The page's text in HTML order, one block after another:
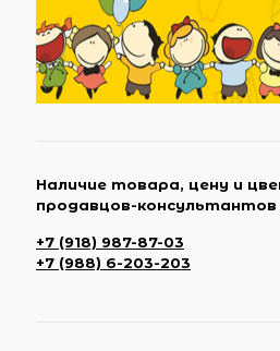
Наличие товара, цену и
продавцов-
+7 (918) 987-87-03
+7 (988) 6-203-203